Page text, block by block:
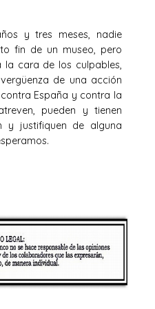
y tres meses, nadie
fin de un museo, pero
cara de los culpables,
de una acción
España y contra la
pueden y tienen
y justifiquen de alguna